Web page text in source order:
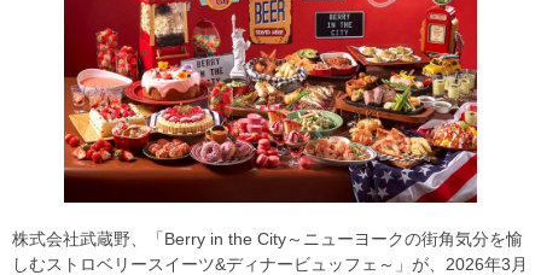
株式会社武蔵野、「Berry in the City～ニューヨークの街角気分を愉
しむストロベリースイーツ&ディナービュッフェ～」が、2026年3月